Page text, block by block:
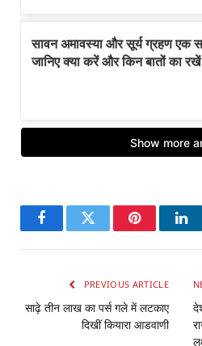
FacebookTwitter Pinterest
PREVIOUS ARTICLE
साढ़े तीन लाख का पर्स गले में लटकाए
दिखीं कियारा आडवाणी